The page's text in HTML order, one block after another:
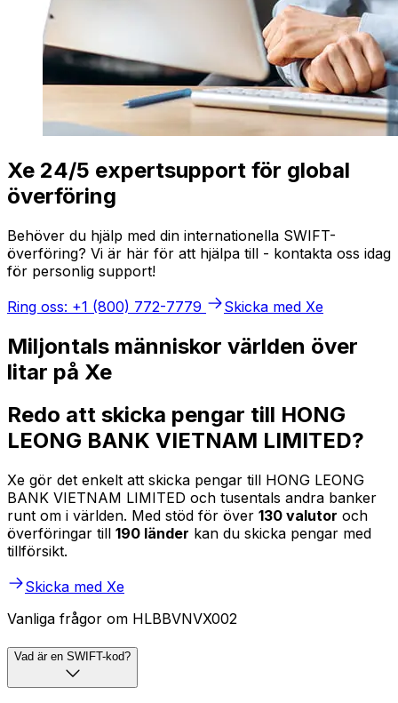
Xe 24/5 expertsupport för global
överföring
Behöver du hjälp med din internationella SWIFT-
överföring? Vi är här för att hjälpa till - kontakta oss idag
för personlig support!
Ring oss: +1 (800) 772-7779
Skicka med Xe
Miljontals människor världen över
litar på Xe
Redo att skicka pengar till HONG
LEONG BANK VIETNAM LIMITED?
Xe gör det enkelt att skicka pengar till HONG LEONG
BANK VIETNAM LIMITED och tusentals andra banker
runt om i världen. Med stöd för över 130 valutor och
överföringar till 190 länder kan du skicka pengar med
tillförsikt.
Skicka med Xe
Vanliga frågor om HLBBVNVX002
Vad är en SWIFT-kod?